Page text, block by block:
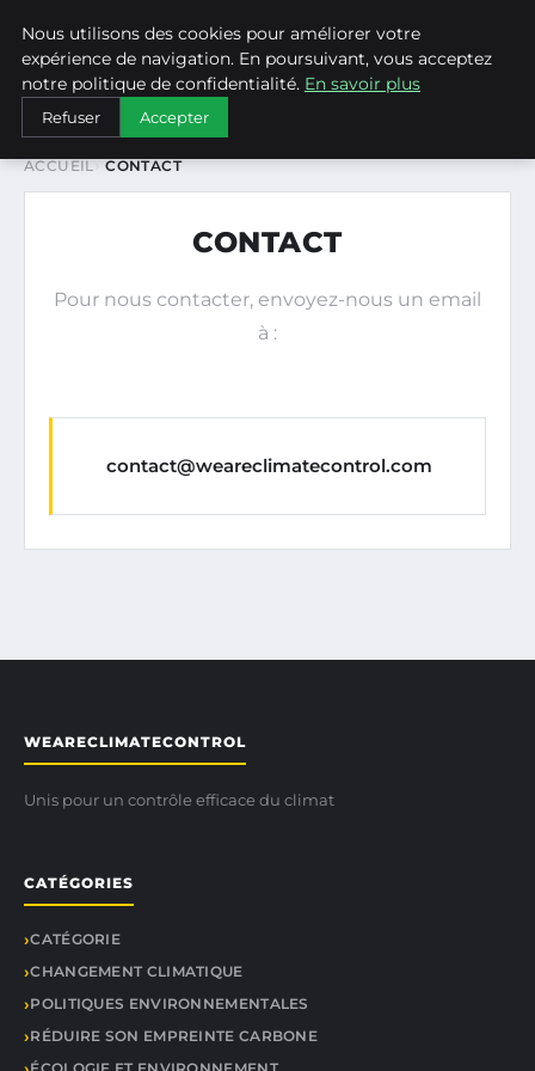
WEARECLIMATECONTROL
ACCUEIL CONTACT
CONTACT
Pour nous contacter, envoyez-nous un email
à :
contact@weareclimatecontrol.com
WEARECLIMATECONTROL
Unis pour un contrôle efficace du climat
CATÉGORIES
CATÉGORIE
CHANGEMENT CLIMATIQUE
POLITIQUES ENVIRONNEMENTALES
RÉDUIRE SON EMPREINTE CARBONE
Nous utilisons des cookies pour améliorer votre
expérience de navigation. En poursuivant, vous acceptez
notre politique de confidentialité. En savoir plus
Refuser Accepter